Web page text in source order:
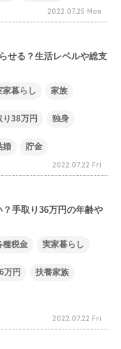
2022.07.25 Mon
せる？生活レベルや総支
家暮らし 家族
り38万円 独身
婚 貯金
2022.07.22 Fri
手取り36万円の年齢や
種税金 実家暮らし
万円 扶養家族
2022.07.22 Fri